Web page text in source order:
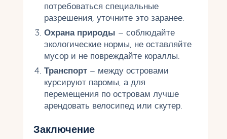
потребоваться специальные
разрешения, уточните это заранее.
Охрана природы – соблюдайте
экологические нормы, не оставляйте
мусор и не повреждайте кораллы.
Транспорт– между островами
курсируют паромы, а для
перемещения по островам лучше
арендовать велосипед или скутер.
Заключение